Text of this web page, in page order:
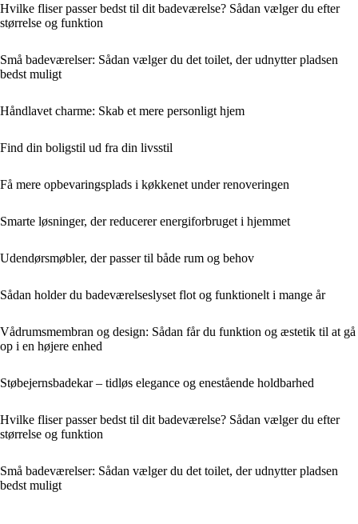
Hvilke fliser passer bedst til dit badeværelse? Sådan vælger du efter
størrelse og funktion
Små badeværelser: Sådan vælger du det toilet, der udnytter pladsen
bedst muligt
Håndlavet charme: Skab et mere personligt hjem
Find din boligstil ud fra din livsstil
Få mere opbevaringsplads i køkkenet under renoveringen
Smarte løsninger, der reducerer energiforbruget i hjemmet
Udendørsmøbler, der passer til både rum og behov
Sådan holder du badeværelseslyset flot og funktionelt i mange år
Vådrumsmembran og design: Sådan får du funktion og æstetik til at gå
op i en højere enhed
Støbejernsbadekar – tidløs elegance og enestående holdbarhed
Hvilke fliser passer bedst til dit badeværelse? Sådan vælger du efter
størrelse og funktion
Små badeværelser: Sådan vælger du det toilet, der udnytter pladsen
bedst muligt